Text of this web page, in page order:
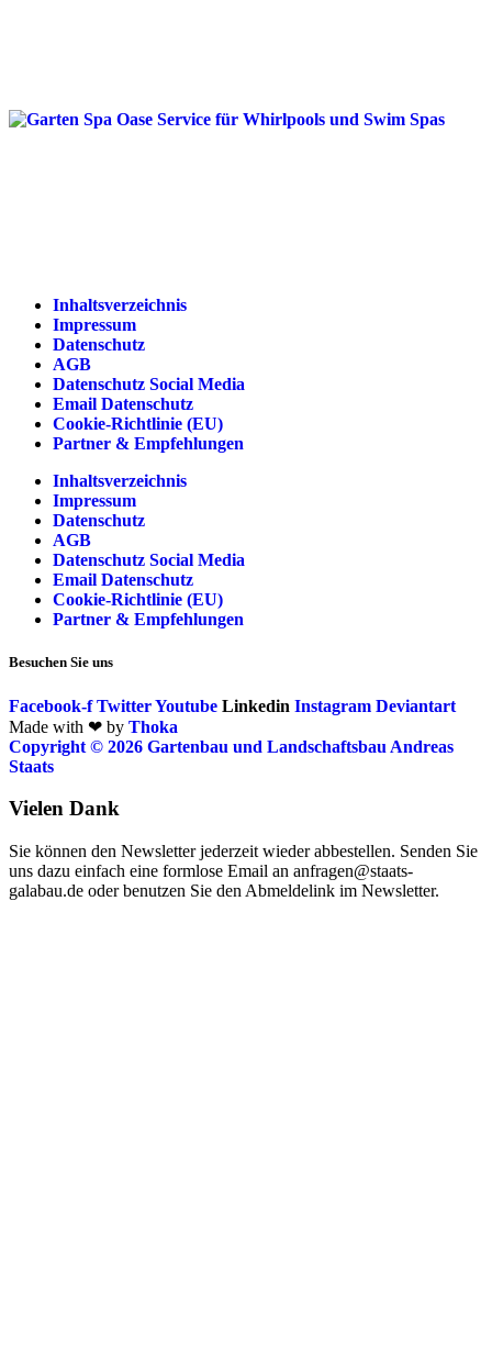
Inhaltsverzeichnis
Impressum
Datenschutz
AGB
Datenschutz Social Media
Email Datenschutz
Cookie-Richtlinie (EU)
Partner & Empfehlungen
Inhaltsverzeichnis
Impressum
Datenschutz
AGB
Datenschutz Social Media
Email Datenschutz
Cookie-Richtlinie (EU)
Partner & Empfehlungen
Besuchen Sie uns
Facebook-f TwitterYoutube Linkedin Instagram Deviantart
Made with ❤ by Thoka
Copyright © 2026 Gartenbau und Landschaftsbau Andreas
Staats
Vielen Dank
Sie können den Newsletter jederzeit wieder abbestellen. Senden Sie
uns dazu einfach eine formlose Email an anfragen@staats-
galabau.de oder benutzen Sie den Abmeldelink im Newsletter.